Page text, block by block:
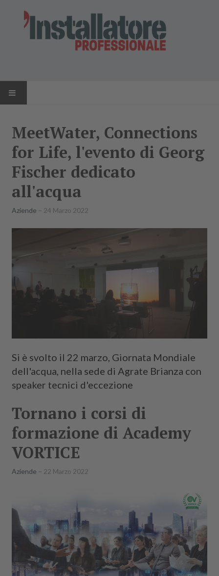
NEWS
AZIENDE
PRODOTTI
RIVISTA
MeetWater, Connections
for Life, l'evento di Georg
Fischer dedicato
all'acqua
Aziende 24 Marzo 2022
Si è svolto il 22 marzo, Giornata Mondiale
dell'acqua, nella sede di Agrate Brianza con
speaker tecnici d'eccezione
Tornano i corsi di
formazione di Academy
VORTICE
Aziende 22 Marzo 2022